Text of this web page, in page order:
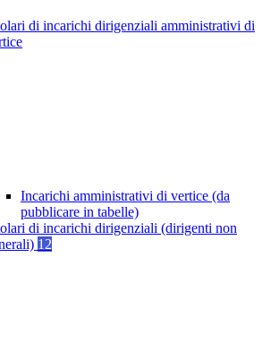
di incarichi dirigenziali amministrativi di
Incarichi amministrativi di vertice (da
pubblicare in tabelle)
di incarichi dirigenziali (dirigenti non
12